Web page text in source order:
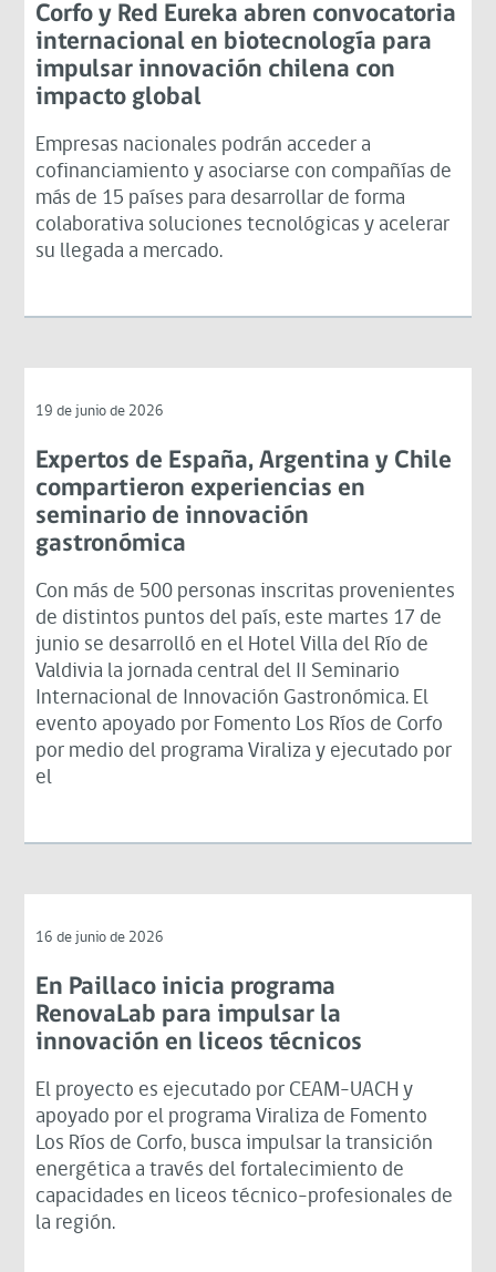
Corfo y Red Eureka abren convocatoria
internacional en biotecnología para
impulsar innovación chilena con
impacto global
Empresas nacionales podrán acceder a
cofinanciamiento y asociarse con compañías de
más de 15 países para desarrollar de forma
colaborativa soluciones tecnológicas y acelerar
su llegada a mercado.
19 de junio de 2026
Expertos de España, Argentina y Chile
compartieron experiencias en
seminario de innovación
gastronómica
Con más de 500 personas inscritas provenientes
de distintos puntos del país, este martes 17 de
junio se desarrolló en el Hotel Villa del Río de
Valdivia la jornada central del II Seminario
Internacional de Innovación Gastronómica. El
evento apoyado por Fomento Los Ríos de Corfo
por medio del programa Viraliza y ejecutado por
el
16 de junio de 2026
En Paillaco inicia programa
RenovaLab para impulsar la
innovación en liceos técnicos
El proyecto es ejecutado por CEAM-UACH y
apoyado por el programa Viraliza de Fomento
Los Ríos de Corfo, busca impulsar la transición
energética a través del fortalecimiento de
capacidades en liceos técnico-profesionales de
la región.